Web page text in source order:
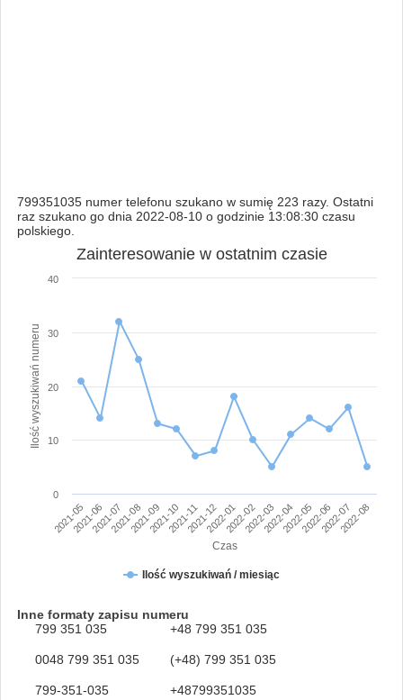
799351035 numer telefonu szukano w sumię 223 razy. Ostatni
raz szukano go dnia 2022-08-10 o godzinie 13:08:30 czasu
polskiego.
Czas
Ilość wyszukiwań numeru
Zainteresowanie w ostatnim czasie
Ilość wyszukiwań / miesiąc
2021-052021-062021-072021-082021-092021-102021-112021-122022-012022-022022-032022-042022-052022-062022-072022-08
0
10
20
30
40
Inne formaty zapisu numeru
799 351 035
+48 799 351 035
0048 799 351 035 (+48) 799 351 035
799-351-035 +48799351035